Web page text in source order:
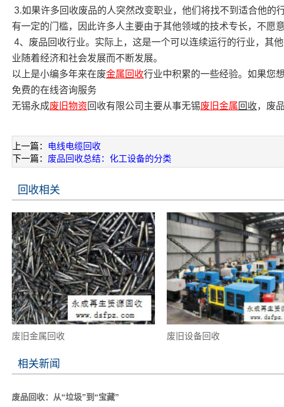
3.如果许多回收废品的人突然改变职业，他们将找不到适合他的
有一定的门槛，因此许多人主要由于其他领域的技术专长，不愿
4、废品回收行业。实际上，这是一个可以连续运行的行业，其
业随着经济和社会发展而不断发展。
以上是小编多年来在废金属回收行业中积累的一些经验。如果您
免费的在线咨询服务
无锡永成废旧物资 回收有限公司主要从事无锡废旧金属 回收，废
上一篇： 电线电缆回收
下一篇： 废品回收总结：化工设备的分类
回收相关
废旧金属回收 废旧设备回收
相关新闻
废品回收：从“垃圾”到“宝藏”